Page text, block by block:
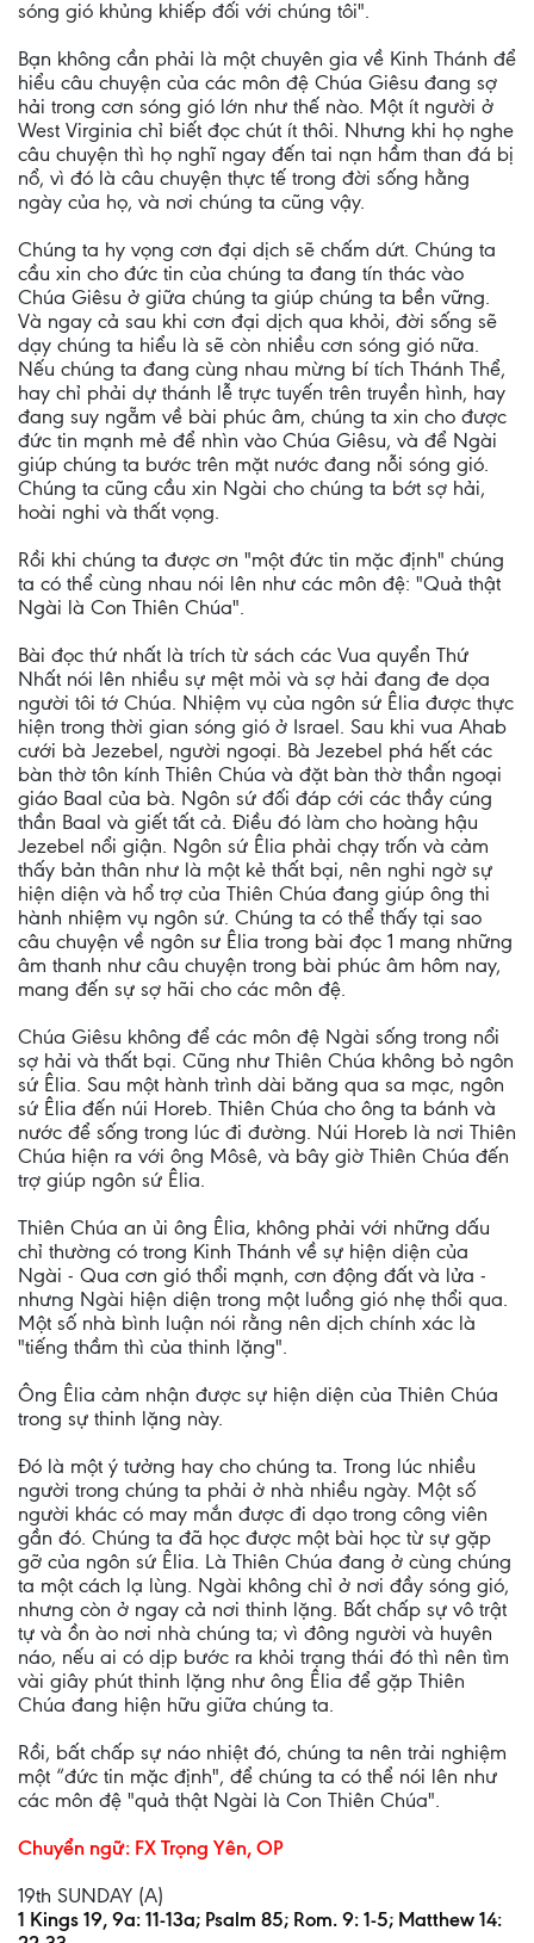
sóng gió khủng khiếp đối với chúng tôi".
Bạn không cần phải là một chuyên gia về Kinh Thánh để
hiểu câu chuyện của các môn đệ Chúa Giêsu đang sợ
hải trong cơn sóng gió lớn như thế nào. Một ít người ở
West Virginia chỉ biết đọc chút ít thôi. Nhưng khi họ nghe
câu chuyện thì họ nghĩ ngay đến tai nạn hầm than đá bị
nổ, vì đó là câu chuyện thực tế trong đời sống hằng
ngày của họ, và nơi chúng ta cũng vậy.
Chúng ta hy vọng cơn đại dịch sẽ chấm dứt. Chúng ta
cầu xin cho đức tin của chúng ta đang tín thác vào
Chúa Giêsu ở giữa chúng ta giúp chúng ta bền vững.
Và ngay cả sau khi cơn đại dịch qua khỏi, đời sống sẽ
dạy chúng ta hiểu là sẽ còn nhiều cơn sóng gió nữa.
Nếu chúng ta đang cùng nhau mừng bí tích Thánh Thể,
hay chỉ phải dự thánh lễ trực tuyến trên truyền hình, hay
đang suy ngẵm về bài phúc âm, chúng ta xin cho được
đức tin mạnh mẻ để nhìn vào Chúa Giêsu, và để Ngài
giúp chúng ta bước trên mặt nước đang nỗi sóng gió.
Chúng ta cũng cầu xin Ngài cho chúng ta bớt sợ hải,
hoài nghi và thất vọng.
Rồi khi chúng ta được ơn "một đức tin mặc định" chúng
ta có thể cùng nhau nói lên như các môn đệ: "Quả thật
Ngài là Con Thiên Chúa".
Bài đọc thứ nhất là trích từ sách các Vua quyển Thứ
Nhất nói lên nhiều sự mệt mỏi và sợ hải đang đe dọa
người tôi tớ Chúa. Nhiệm vụ của ngôn sứ Êlia được thực
hiện trong thời gian sóng gió ở Israel. Sau khi vua Ahab
cưới bà Jezebel, người ngoại. Bà Jezebel phá hết các
bàn thờ tôn kính Thiên Chúa và đặt bàn thờ thần ngoại
giáo Baal của bà. Ngôn sứ đối đáp cới các thầy cúng
thần Baal và giết tất cả. Điều đó làm cho hoàng hậu
Jezebel nổi giận. Ngôn sứ Êlia phải chạy trốn và cảm
thấy bản thân như là một kẻ thất bại, nên nghi ngờ sự
hiện diện và hổ trợ của Thiên Chúa đang giúp ông thi
hành nhiệm vụ ngôn sứ. Chúng ta có thể thấy tại sao
câu chuyện về ngôn sư Êlia trong bài đọc 1 mang những
âm thanh như câu chuyện trong bài phúc âm hôm nay,
mang đến sự sợ hãi cho các môn đệ.
Chúa Giêsu không để các môn đệ Ngài sống trong nổi
sợ hải và thất bại. Cũng như Thiên Chúa không bỏ ngôn
sứ Êlia. Sau một hành trình dài băng qua sa mạc, ngôn
sứ Êlia đến núi Horeb. Thiên Chúa cho ông ta bánh và
nước để sống trong lúc đi đường. Núi Horeb là nơi Thiên
Chúa hiện ra với ông Môsê, và bây giờ Thiên Chúa đến
trợ giúp ngôn sứ Êlia.
Thiên Chúa an ủi ông Êlia, không phải với những dấu
chỉ thường có trong Kinh Thánh về sự hiện diện của
Ngài - Qua cơn gió thổi mạnh, cơn động đất và lửa -
nhưng Ngài hiện diện trong một luồng gió nhẹ thổi qua.
Một số nhà bình luận nói rằng nên dịch chính xác là
"tiếng thầm thì của thinh lặng".
Ông Êlia cảm nhận được sự hiện diện của Thiên Chúa
trong sự thinh lặng này.
Đó là một ý tưởng hay cho chúng ta. Trong lúc nhiều
người trong chúng ta phải ở nhà nhiều ngày. Một số
người khác có may mắn được đi dạo trong công viên
gần đó. Chúng ta đã học được một bài học từ sự gặp
gỡ của ngôn sứ Êlia. Là Thiên Chúa đang ở cùng chúng
ta một cách lạ lùng. Ngài không chỉ ở nơi đầy sóng gió,
nhưng còn ở ngay cả nơi thinh lặng. Bất chấp sự vô trật
tự và ồn ào nơi nhà chúng ta; vì đông người và huyên
náo, nếu ai có dịp bước ra khỏi trạng thái đó thì nên tìm
vài giây phút thinh lặng như ông Êlia để gặp Thiên
Chúa đang hiện hữu giữa chúng ta.
Rồi, bất chấp sự náo nhiệt đó, chúng ta nên trải nghiệm
một “đức tin mặc định", để chúng ta có thể nói lên như
các môn đệ "quả thật Ngài là Con Thiên Chúa".
Chuyển ngữ: FX Trọng Yên, OP
19th SUNDAY (A)
1 Kings 19, 9a: 11-13a; Psalm 85; Rom. 9: 1-5; Matthew 14: